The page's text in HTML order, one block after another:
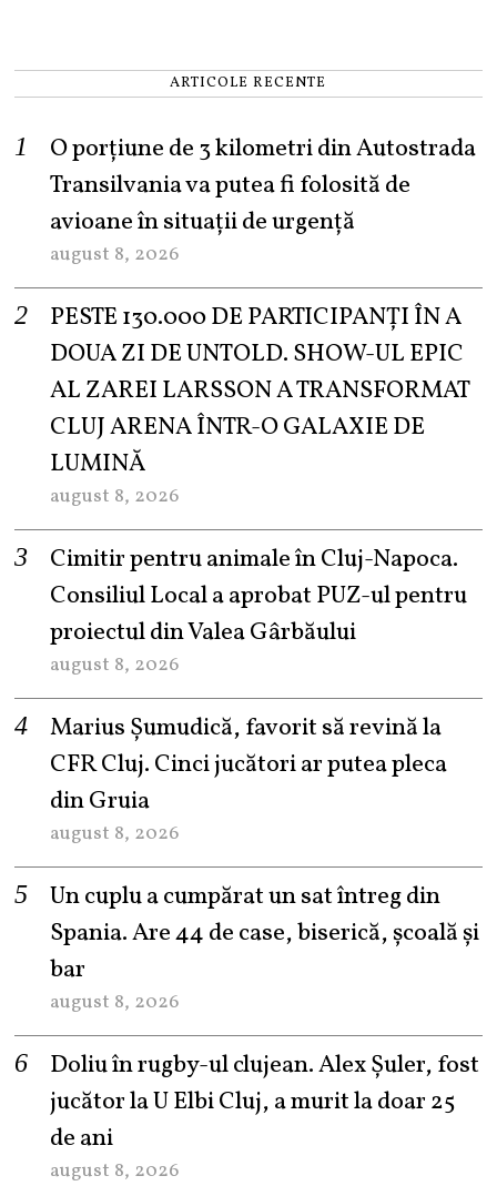
ARTICOLE RECENTE
O porțiune de 3 kilometri din Autostrada
Transilvania va putea fi folosită de
avioane în situații de urgență
august 8, 2026
PESTE 130.000 DE PARTICIPANȚI ÎN A
DOUA ZI DE UNTOLD. SHOW-UL EPIC
AL ZAREI LARSSON A TRANSFORMAT
CLUJ ARENA ÎNTR-O GALAXIE DE
LUMINĂ
august 8, 2026
Cimitir pentru animale în Cluj-Napoca.
Consiliul Local a aprobat PUZ-ul pentru
proiectul din Valea Gârbăului
august 8, 2026
Marius Șumudică, favorit să revină la
CFR Cluj. Cinci jucători ar putea pleca
din Gruia
august 8, 2026
Un cuplu a cumpărat un sat întreg din
Spania. Are 44 de case, biserică, școală și
bar
august 8, 2026
Doliu în rugby-ul clujean. Alex Șuler, fost
jucător la U Elbi Cluj, a murit la doar 25
de ani
august 8, 2026